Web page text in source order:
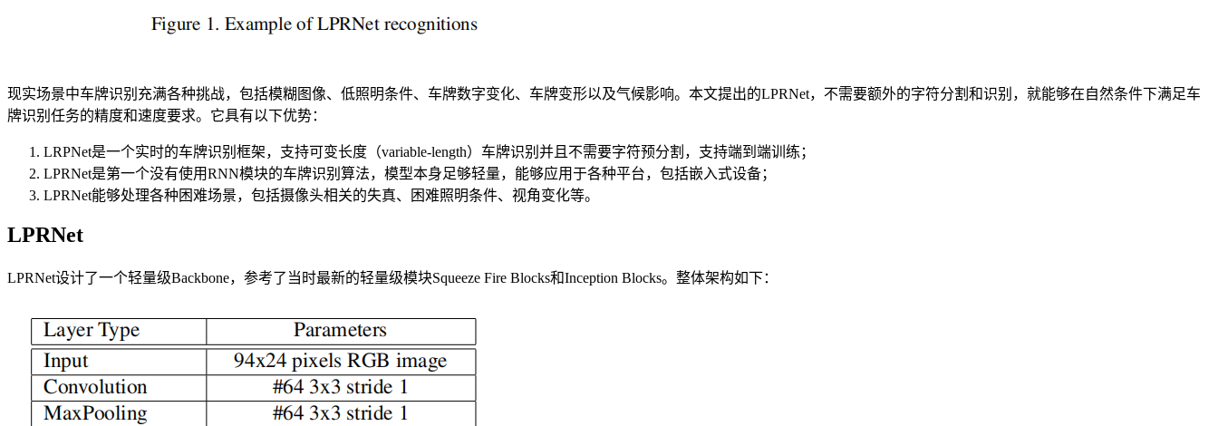
现实场景中车牌识别充满各种挑战，包括模糊图像、低照明条件、车牌数字变化、车牌变形以及气候影响。本文提出的LPRNet，不需要额外的字符分割和识别，就能够在自然条件下满足车
牌识别任务的精度和速度要求。它具有以下优势：
LRPNet是一个实时的车牌识别框架，支持可变长度（variable-length）车牌识别并且不需要字符预分割，支持端到端训练；
LPRNet是第一个没有使用RNN模块的车牌识别算法，模型本身足够轻量，能够应用于各种平台，包括嵌入式设备；
LPRNet能够处理各种困难场景，包括摄像头相关的失真、困难照明条件、视角变化等。
LPRNet
LPRNet设计了一个轻量级Backbone，参考了当时最新的轻量级模块Squeeze Fire Blocks和Inception Blocks。整体架构如下：